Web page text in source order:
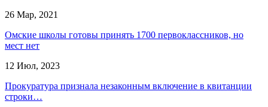
26 Мар, 2021
Омские школы готовы принять 1700 первоклассников, но
мест нет
12 Июл, 2023
Прокуратура признала незаконным включение в квитанции
строки…